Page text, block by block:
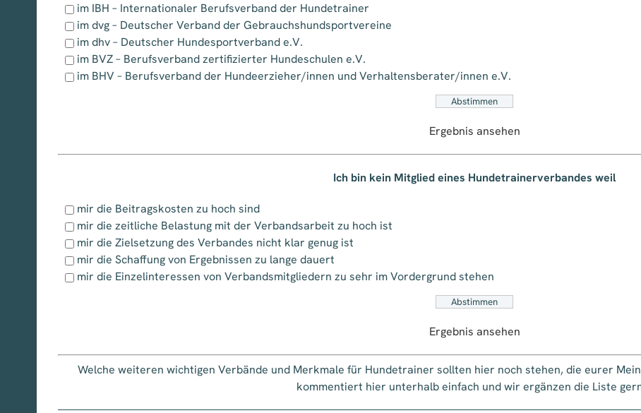
im IBH – Internationaler Berufsverband der Hundetrainer
im dvg – Deutscher Verband der Gebrauchshundsportvereine
im dhv – Deutscher Hundesportverband e.V.
im BVZ – Berufsverband zertifizierter Hundeschulen e.V.
im BHV – Berufsverband der Hundeerzieher/innen und Verhaltensberater/innen e.V.
Ergebnis ansehen
Ich bin kein Mitglied eines Hundetrainerverbandes weil
mir die Beitragskosten zu hoch sind
mir die zeitliche Belastung mit der Verbandsarbeit zu hoch ist
mir die Zielsetzung des Verbandes nicht klar genug ist
mir die Schaffung von Ergebnissen zu lange dauert
mir die Einzelinteressen von Verbandsmitgliedern zu sehr im Vordergrund stehen
Ergebnis ansehen
Welche weiteren wichtigen Verbände und Merkmale für Hundetrainer sollten hier noch stehen, die eurer
kommentiert hier unterhalb einfach und wir ergänzen die Liste